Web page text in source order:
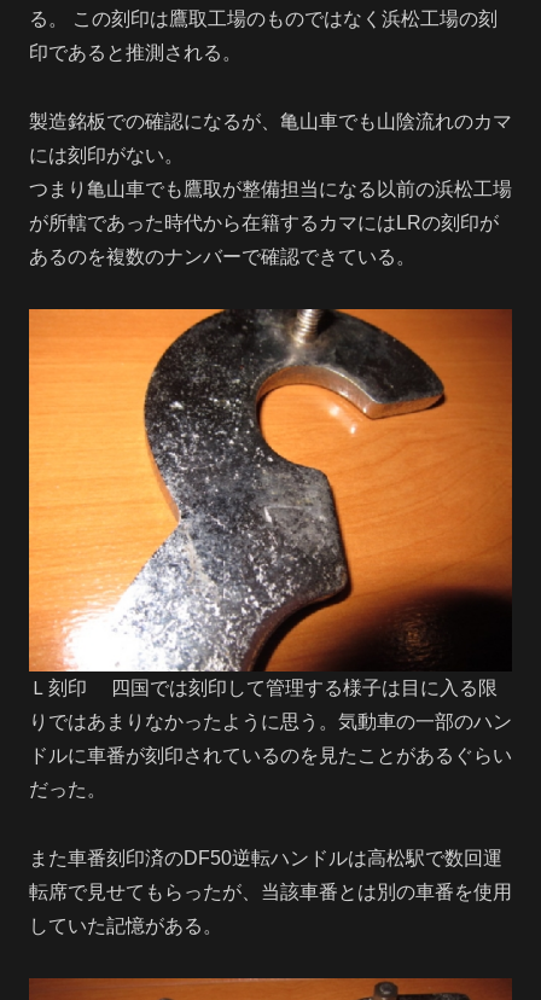
る。 この刻印は鷹取工場のものではなく浜松工場の刻
印であると推測される。
製造銘板での確認になるが、亀山車でも山陰流れのカマ
には刻印がない。
つまり亀山車でも鷹取が整備担当になる以前の浜松工場
が所轄であった時代から在籍するカマにはLRの刻印が
あるのを複数のナンバーで確認できている。
Ｌ刻印 四国では刻印して管理する様子は目に入る限
りではあまりなかったように思う。気動車の一部のハン
ドルに車番が刻印されているのを見たことがあるぐらい
だった。
また車番刻印済のDF50逆転ハンドルは高松駅で数回運
転席で見せてもらったが、当該車番とは別の車番を使用
していた記憶がある。